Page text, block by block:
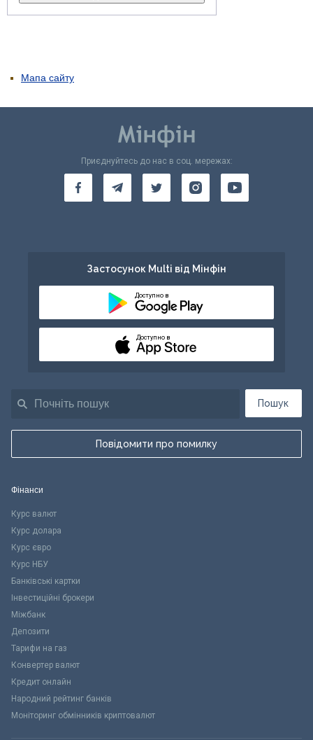
Мапа сайту
Пошук
Повідомити про помилку
Приєднуйтесь до нас в соц. мережах:
Застосунок Multi від Мінфін
Доступно в
Доступно в
Фінанси
Курс валют
Курс долара
Курс євро
Курс НБУ
Банківські картки
Інвестиційні брокери
Міжбанк
Депозити
Тарифи на газ
Конвертер валют
Кредит онлайн
Народний рейтинг банків
Моніторинг обмінників криптовалют